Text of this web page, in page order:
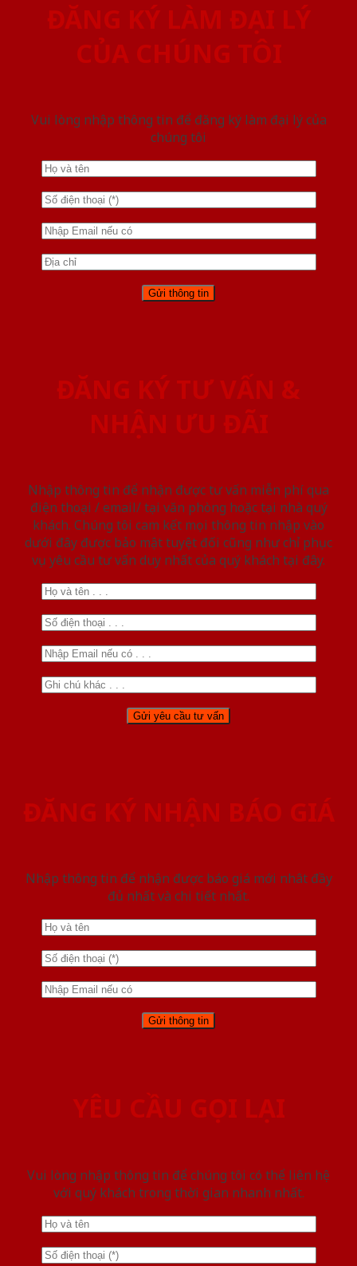
ĐĂNG KÝ LÀM ĐẠI LÝ
CỦA CHÚNG TÔI
Vui lòng nhập thông tin để đăng ký làm đại lý của
chúng tôi
ĐĂNG KÝ TƯ VẤN &
NHẬN ƯU ĐÃI
Nhập thông tin để nhận được tư vấn miễn phí qua
điện thoại / email/ tại văn phòng hoặc tại nhà quý
khách. Chúng tôi cam kết mọi thông tin nhập vào
dưới đây được bảo mật tuyệt đối cũng như chỉ phục
vụ yêu cầu tư vấn duy nhất của quý khách tại đây.
ĐĂNG KÝ NHẬN BÁO GIÁ
Nhập thông tin để nhận được báo giá mới nhât đầy
đủ nhất và chi tiết nhất.
YÊU CẦU GỌI LẠI
Vui lòng nhập thông tin để chúng tôi có thể liên hệ
với quý khách trong thời gian nhanh nhất.